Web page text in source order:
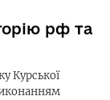
рф та
Курської